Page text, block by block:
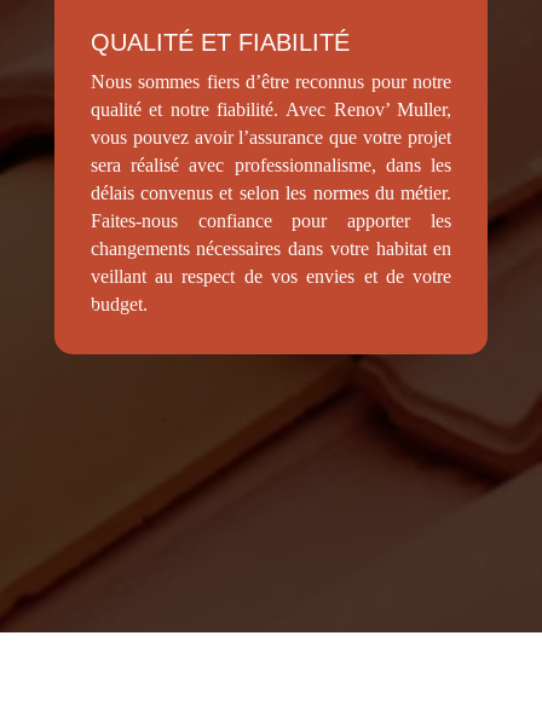
QUALITÉ ET FIABILITÉ
Nous sommes fiers d’être reconnus pour notre
qualité et notre fiabilité. Avec Renov’ Muller,
vous pouvez avoir l’assurance que votre projet
sera réalisé avec professionnalisme, dans les
délais convenus et selon les normes du métier.
Faites-nous confiance pour apporter les
changements nécessaires dans votre habitat en
veillant au respect de vos envies et de votre
budget.